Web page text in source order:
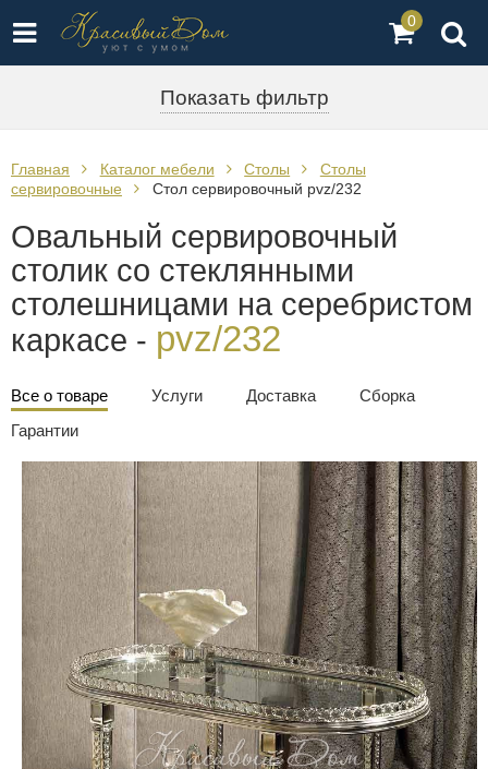
0
Показать фильтр
Главная Каталог мебели Столы
Столы
сервировочные
Стол сервировочный pvz/232
Овальный сервировочный
столик со стеклянными
столешницами на серебристом
каркасе - pvz/232
Все о товаре Услуги Доставка
Сборка
Гарантии